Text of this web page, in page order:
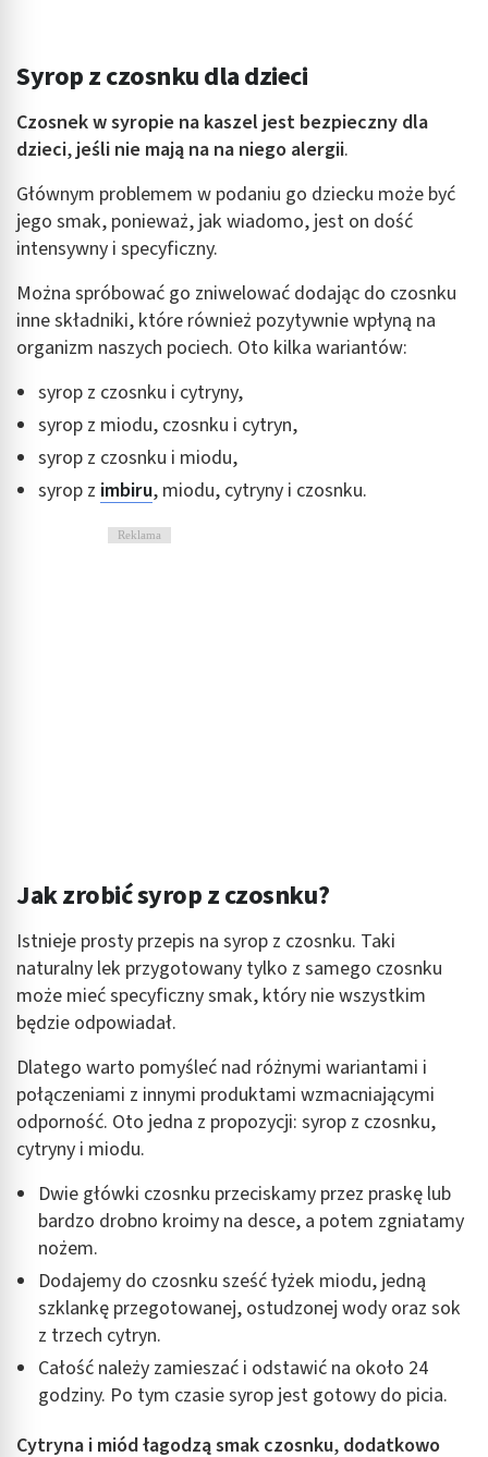
Syrop z czosnku dla dzieci
Czosnek w syropie na kaszel jest bezpieczny dla
dzieci, jeśli nie mają na na niego alergii.
Głównym problemem w podaniu go dziecku może być
jego smak, ponieważ, jak wiadomo, jest on dość
intensywny i specyficzny.
Można spróbować go zniwelować dodając do czosnku
inne składniki, które również pozytywnie wpłyną na
organizm naszych pociech. Oto kilka wariantów:
syrop z czosnku i cytryny,
syrop z miodu, czosnku i cytryn,
syrop z czosnku i miodu,
syrop z imbiru, miodu, cytryny i czosnku.
Reklama
Jak zrobić syrop z czosnku?
Istnieje prosty przepis na syrop z czosnku. Taki
naturalny lek przygotowany tylko z samego czosnku
może mieć specyficzny smak, który nie wszystkim
będzie odpowiadał.
Dlatego warto pomyśleć nad różnymi wariantami i
połączeniami z innymi produktami wzmacniającymi
odporność. Oto jedna z propozycji: syrop z czosnku,
cytryny i miodu.
Dwie główki czosnku przeciskamy przez praskę lub
bardzo drobno kroimy na desce, a potem zgniatamy
nożem.
Dodajemy do czosnku sześć łyżek miodu, jedną
szklankę przegotowanej, ostudzonej wody oraz sok
z trzech cytryn.
Całość należy zamieszać i odstawić na około 24
godziny. Po tym czasie syrop jest gotowy do picia.
Cytryna i miód łagodzą smak czosnku, dodatkowo
Wykorzystanie profili do wyboru
spersonalizowanych reklam
Tworzenie profili w celu personalizacji treści
spersonalizowanych treści
Pomiar efektywności reklam
Pomiar efektywności treści
Rozumienie odbiorców dzięki statystyce lub
kombinacji danych z różnych źródeł
Rozwój i ulepszanie usług
Wykorzystywanie ograniczonych danych do
wyboru treści
Funkcje specjalne IAB: